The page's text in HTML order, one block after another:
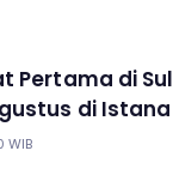
Pertama di
di
WIB